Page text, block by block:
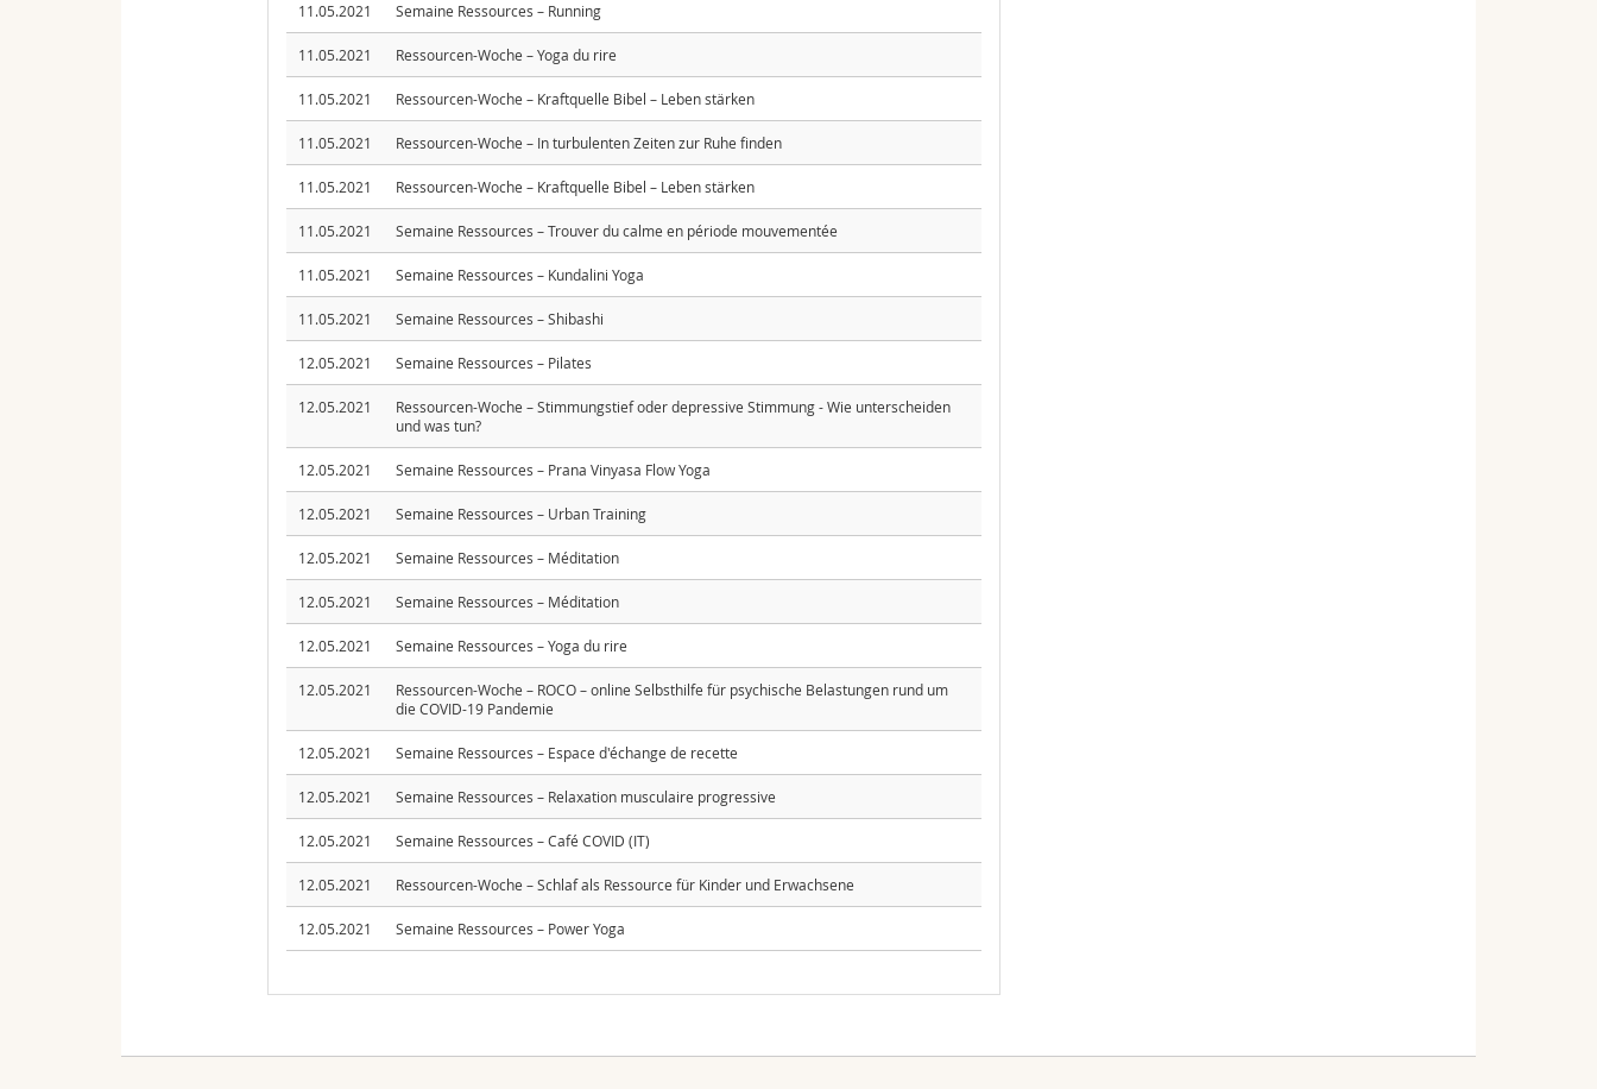
11.05.2021 Semaine Ressources – Running
11.05.2021 Ressourcen-Woche – Yoga du rire
11.05.2021 Ressourcen-Woche – Kraftquelle Bibel – Leben stärken
11.05.2021 Ressourcen-Woche – In turbulenten Zeiten zur Ruhe finden
11.05.2021 Ressourcen-Woche – Kraftquelle Bibel – Leben stärken
11.05.2021 Semaine Ressources – Trouver du calme en période mouvementée
11.05.2021 Semaine Ressources – Kundalini Yoga
11.05.2021 Semaine Ressources – Shibashi
12.05.2021 Semaine Ressources – Pilates
12.05.2021
Ressourcen-Woche – Stimmungstief oder depressive Stimmung - Wie unterscheiden
und was tun?
12.05.2021 Semaine Ressources – Prana Vinyasa Flow Yoga
12.05.2021 Semaine Ressources – Urban Training
12.05.2021 Semaine Ressources – Méditation
12.05.2021 Semaine Ressources – Méditation
12.05.2021 Semaine Ressources – Yoga du rire
12.05.2021
Ressourcen-Woche – ROCO – online Selbsthilfe für psychische Belastungen rund um
die COVID-19 Pandemie
12.05.2021 Semaine Ressources – Espace d'échange de recette
12.05.2021 Semaine Ressources – Relaxation musculaire progressive
12.05.2021 Semaine Ressources – Café COVID (IT)
12.05.2021 Ressourcen-Woche – Schlaf als Ressource für Kinder und Erwachsene
12.05.2021 Semaine Ressources – Power Yoga